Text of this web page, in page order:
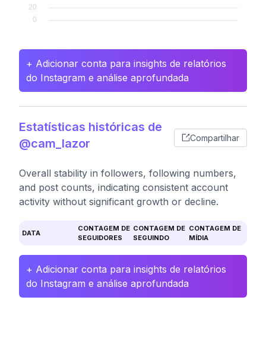
+ Adicionar conta para insights de relatórios
do Instagram e análise aprofundada
Estatísticas históricas de
@cam_lazor
Compartilhar
Overall stability in followers, following numbers,
and post counts, indicating consistent account
activity without significant growth or decline.
DATA
CONTAGEM DE
SEGUIDORES
CONTAGEM DE
SEGUINDO
CONTAGEM DE
MÍDIA
+ Adicionar conta para insights de relatórios
do Instagram e análise aprofundada